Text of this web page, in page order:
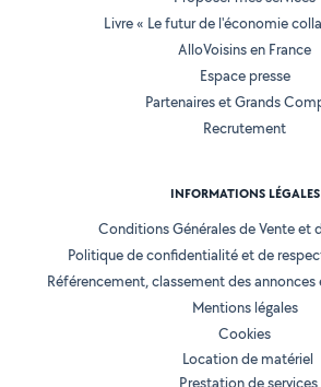
Livre « Le futur de l'économie
AlloVoisins en France
Espace presse
Partenaires et Grands
Recrutement
INFORMATIONS LÉGALES
Conditions Générales de Vente et
Politique de confidentialité et de
Référencement, classement des
Mentions légales
Cookies
Location de matériel
Prestation de services